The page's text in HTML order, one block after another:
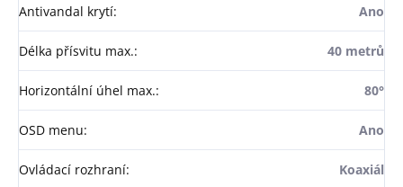
Antivandal krytí: Ano
Délka přísvitu max.: 40 metrů
Horizontální úhel max.: 80°
OSD menu: Ano
Ovládací rozhraní: Koaxiál